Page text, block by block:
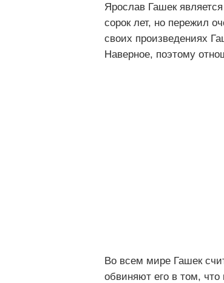
Ярослав Гашек
сорок лет, но пережил
своих произведениях
Наверное, поэтому
Во всем мире Гашек
обвиняют его в том,